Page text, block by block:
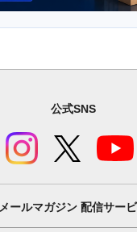
公式SNS
メールマガジン 配信サー